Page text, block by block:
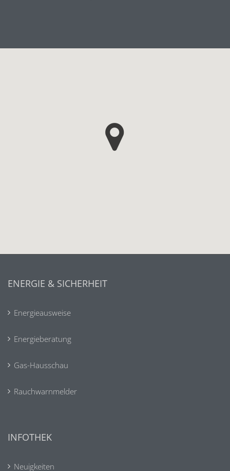
ENERGIE & SICHERHEIT
Energieausweise
Energieberatung
Gas-Hausschau
Rauchwarnmelder
INFOTHEK
Neuigkeiten